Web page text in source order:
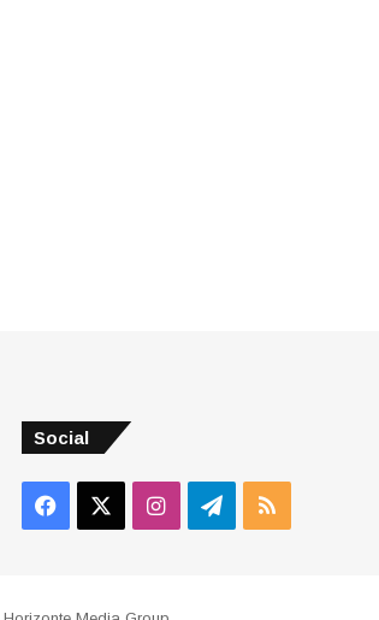
Social
Facebook InstagramTelegram
RSS